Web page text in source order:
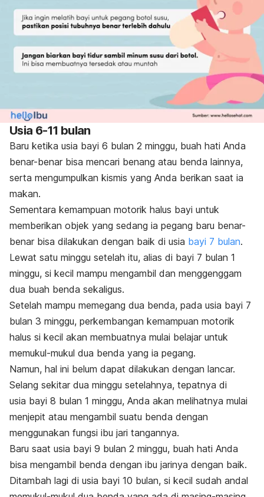
Usia 6-11 bulan
Baru ketika usia bayi 6 bulan 2 minggu, buah hati Anda
benar-benar bisa mencari benang atau benda lainnya,
serta mengumpulkan kismis yang Anda berikan saat ia
makan.
Sementara kemampuan motorik halus bayi untuk
memberikan objek yang sedang ia pegang baru benar-
benar bisa dilakukan dengan baik di usia bayi 7 bulan.
Lewat satu minggu setelah itu, alias di bayi 7 bulan 1
minggu, si kecil mampu mengambil dan menggenggam
dua buah benda sekaligus.
Setelah mampu memegang dua benda, pada usia bayi 7
bulan 3 minggu, perkembangan kemampuan motorik
halus si kecil akan membuatnya mulai belajar untuk
memukul-mukul dua benda yang ia pegang.
Namun, hal ini belum dapat dilakukan dengan lancar.
Selang sekitar dua minggu setelahnya, tepatnya di
usia bayi 8 bulan 1 minggu, Anda akan melihatnya mulai
menjepit atau mengambil suatu benda dengan
menggunakan fungsi ibu jari tangannya.
Baru saat usia bayi 9 bulan 2 minggu, buah hati Anda
bisa mengambil benda dengan ibu jarinya dengan baik.
Ditambah lagi di usia bayi 10 bulan, si kecil sudah andal